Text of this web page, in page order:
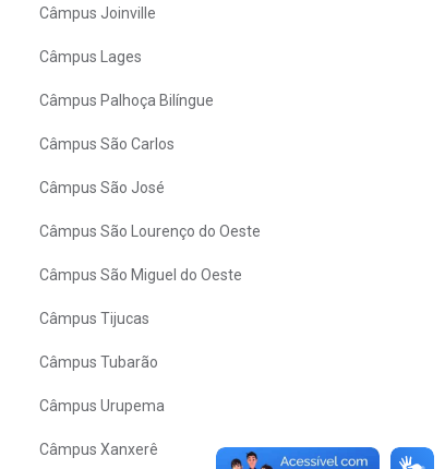
Câmpus Joinville
Câmpus Lages
Câmpus Palhoça Bilíngue
Câmpus São Carlos
Câmpus São José
Câmpus São Lourenço do Oeste
Câmpus São Miguel do Oeste
Câmpus Tijucas
Câmpus Tubarão
Câmpus Urupema
Câmpus Xanxerê